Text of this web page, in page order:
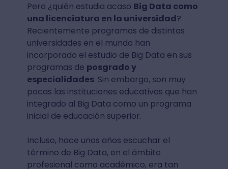
Pero ¿quién estudia acaso Big Data como
una licenciatura en la universidad?
Recientemente programas de distintas
universidades en el mundo han
incorporado el estudio de Big Data en sus
programas de posgrado y
especialidades. Sin embargo, son muy
pocas las instituciones educativas que han
integrado al Big Data como un programa
inicial de educación superior.
Incluso, hace unos años escuchar el
término de Big Data, en el ámbito
profesional como académico, era tan